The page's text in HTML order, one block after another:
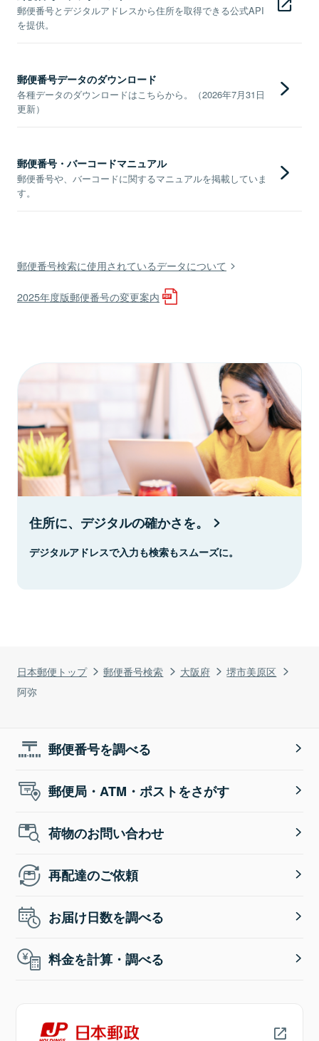
日本郵便トップ 郵便番号検索 大阪府
堺市美原区
阿弥
郵便番号とデジタルアドレスから住所を取得できる公式API
を提供。
郵便番号データのダウンロード
各種データのダウンロードはこちらから。（2026年7月31日
更新）
郵便番号・バーコードマニュアル
郵便番号や、バーコードに関するマニュアルを掲載していま
す。
郵便番号検索に使用されているデータについて
2025年度版郵便番号の変更案内
住所に、デジタルの確かさを。
デジタルアドレスで入力も検索もスムーズに。
郵便番号を調べる
郵便局・ATM・ポストをさがす
荷物のお問い合わせ
再配達のご依頼
お届け日数を調べる
料金を計算・調べる